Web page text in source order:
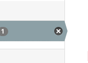
1